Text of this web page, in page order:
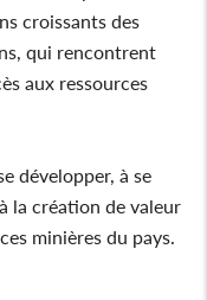
croissants des
qui rencontrent
aux ressources
développer, à se
la création de valeur
minières du pays.